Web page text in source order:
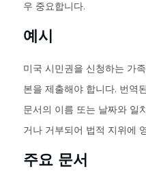
우 중요합니다.
예시
미국 시민권을 신청하는 가
본을 제출해야 합니다. 번역
문서의 이름 또는 날짜와 일
거나 거부되어 법적 지위에
주요 문서